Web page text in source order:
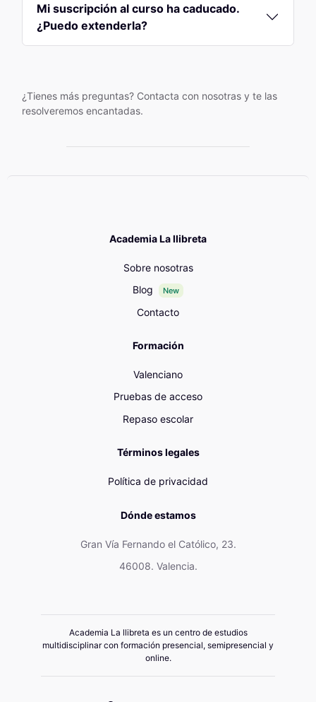
Mi suscripción al curso ha caducado.
¿Puedo extenderla?
¿Tienes más preguntas? Contacta con nosotras y te las
resolveremos encantadas.
Academia La llibreta
Sobre nosotras
Blog
New
Contacto
Formación
Valenciano
Pruebas de acceso
Repaso escolar
Términos legales
Política de privacidad
Dónde estamos
Gran Vía Fernando el Católico, 23.
46008. Valencia.
Academia La llibreta es un centro de estudios
multidisciplinar con formación presencial, semipresencial y
online.